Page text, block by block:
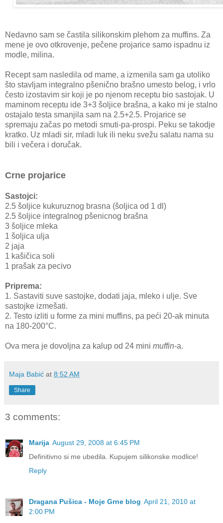
Nedavno sam se častila silikonskim plehom za muffins. Za
mene je ovo otkrovenje, pečene projarice samo ispadnu iz
modle, milina.
Recept sam nasledila od mame, a izmenila sam ga utoliko
što stavljam integralno pšenično brašno umesto belog, i vrlo
često izostavim sir koji je po njenom receptu bio sastojak. U
maminom receptu ide 3+3 šoljice brašna, a kako mi je stalno
ostajalo testa smanjila sam na 2.5+2.5. Projarice se
spremaju začas po metodi smuti-pa-prospi. Peku se takodje
kratko. Uz mladi sir, mladi luk ili neku svežu salatu nama su
bili i večera i doručak.
Crne projarice
Sastojci:
2.5 šoljice kukuruznog brasna (šoljica od 1 dl)
2.5 šoljice integralnog pšenicnog brašna
3 šoljice mleka
1 šoljica ulja
2 jaja
1 kašičica soli
1 prašak za pecivo
Priprema:
1. Sastaviti suve sastojke, dodati jaja, mleko i ulje. Sve
sastojke izmešati.
2. Testo izliti u forme za mini muffins, pa peći 20-ak minuta
na 180-200°C.
Ova mera je dovoljna za kalup od 24 mini muffin-a.
Maja Babić at 8:52 AM
Share
3 comments:
Marija August 29, 2008 at 6:45 PM
Definitivno si me ubedila. Kupujem silikonske modlice!
Reply
Dragana Pušica - Moje Grne blog April 21, 2010 at
2:00 PM